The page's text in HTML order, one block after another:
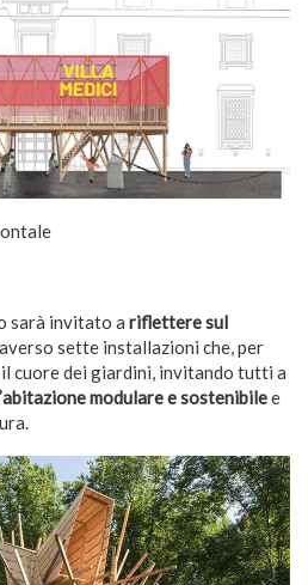
sarà invitato a riflettere sul
sette installazioni che, per
cuore dei giardini, invitando tutti a
modulare e sostenibilee